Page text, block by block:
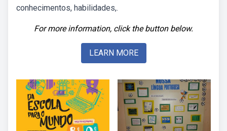
conhecimentos, habilidades,.
For more information, click the button below.
LEARN MORE